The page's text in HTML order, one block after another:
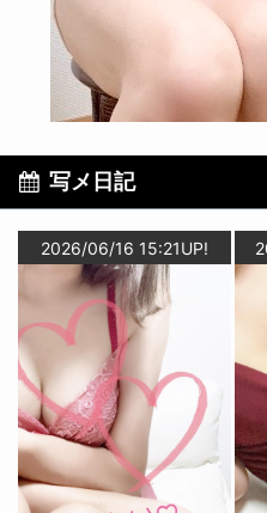
写メ日記
2026/06/16 15:21UP!